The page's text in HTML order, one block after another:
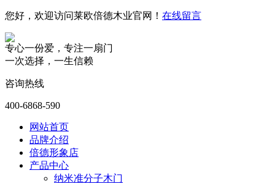
您好，欢迎访问莱欧倍德木业官网！ 在线留言
专心一份爱，专注一扇门
一次选择，一生信赖
咨询热线
400-6868-590
网站首页
品牌介绍
倍德形象店
产品中心
纳米准分子木门